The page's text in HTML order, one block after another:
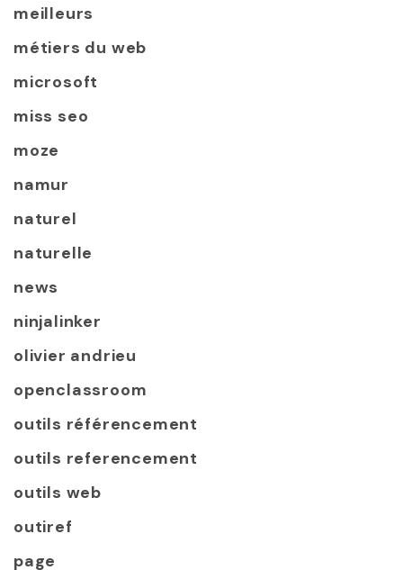
meilleurs
métiers du web
microsoft
miss seo
moze
namur
naturel
naturelle
news
ninjalinker
olivier andrieu
openclassroom
outils référencement
outils referencement
outils web
outiref
page